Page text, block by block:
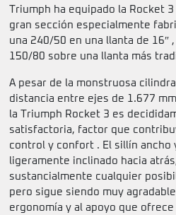
Triumph ha equipado la Rocket
gran sección especialmente
una 240/50 en una llanta de 16″
150/80 sobre una llanta más
A pesar de la monstruosa
distancia entre ejes de 1.677
la Triumph Rocket 3 es
satisfactoria, factor que
control y confort . El sillín ancho
ligeramente inclinado hacia
sustancialmente cualquier
pero sigue siendo muy
ergonomía y al apoyo que